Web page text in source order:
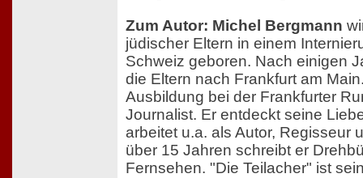
Zum Autor: Michel Bergmann
jüdischer Eltern in einem
Schweiz geboren. Nach einigen
die Eltern nach Frankfurt am
Ausbildung bei der Frankfurter
Journalist. Er entdeckt seine
arbeitet u.a. als Autor, Regisseur
über 15 Jahren schreibt er
Fernsehen. "Die Teilacher" ist